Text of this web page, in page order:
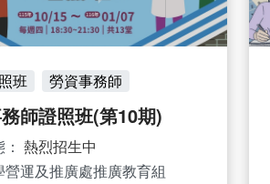
班 勞資事務師
師證照班(第10期)
熱烈招生中
營運及推廣處推廣教育組